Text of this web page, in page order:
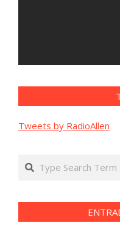
Tweets by RadioAllen
Search